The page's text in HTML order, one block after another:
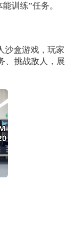
训练”任务。
沙盒游戏，玩家
、挑战敌人，展